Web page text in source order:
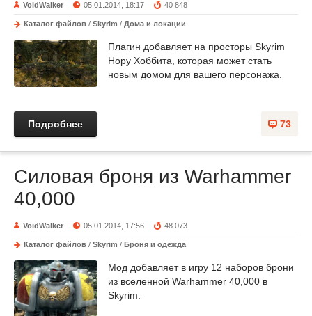
VoidWalker 05.01.2014, 18:17 40 848
Каталог файлов / Skyrim / Дома и локации
Плагин добавляет на просторы Skyrim
Нору Хоббита, которая может стать
новым домом для вашего персонажа.
73
Подробнее
Силовая броня из Warhammer
40,000
VoidWalker 05.01.2014, 17:56 48 073
Каталог файлов / Skyrim / Броня и одежда
Мод добавляет в игру 12 наборов брони
из вселенной Warhammer 40,000 в
Skyrim.